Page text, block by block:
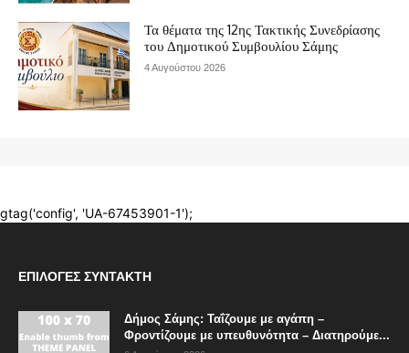
ΕΠΙΛΟΓΈΣ ΣΥΝΤΆΚΤΗ
Δήμος Σάμης: Ταΐζουμε με αγάπη –
Φροντίζουμε με υπευθυνότητα – Διατηρούμε...